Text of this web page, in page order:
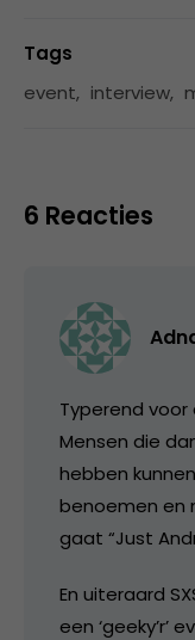
Tags
event, interview,
6 Reacties
Typerend
Mensen die
hebben
benoemen en
gaat “Just
En uiteraard
een ‘geeky’r’